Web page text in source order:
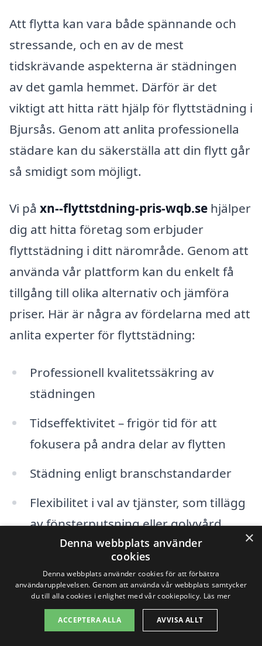
Att flytta kan vara både spännande och
stressande, och en av de mest
tidskrävande aspekterna är städningen
av det gamla hemmet. Därför är det
viktigt att hitta rätt hjälp för flyttstädning i
Bjursås. Genom att anlita professionella
städare kan du säkerställa att din flytt går
så smidigt som möjligt.
Vi på xn--flyttstdning-pris-wqb.se hjälper
dig att hitta företag som erbjuder
flyttstädning i ditt närområde. Genom att
använda vår plattform kan du enkelt få
tillgång till olika alternativ och jämföra
priser. Här är några av fördelarna med att
anlita experter för flyttstädning:
Professionell kvalitetssäkring av
städningen
Tidseffektivitet – frigör tid för att
fokusera på andra delar av flytten
Städning enligt branschstandarder
Flexibilitet i val av tjänster, som tillägg
av fönsterputsning eller golvvård
Tillgång till specialiserade
rengöringsmedel och utrustning
Förutom Bjursås finns det flera
närliggande städer där du också kan hitta
×
Denna webbplats använder
cookies
Denna webbplats använder cookies för att förbättra
användarupplevelsen. Genom att använda vår webbplats samtycker
du till alla cookies i enlighet med vår cookiepolicy. Läs mer
ACCEPTERA ALLA AVVISA ALLT